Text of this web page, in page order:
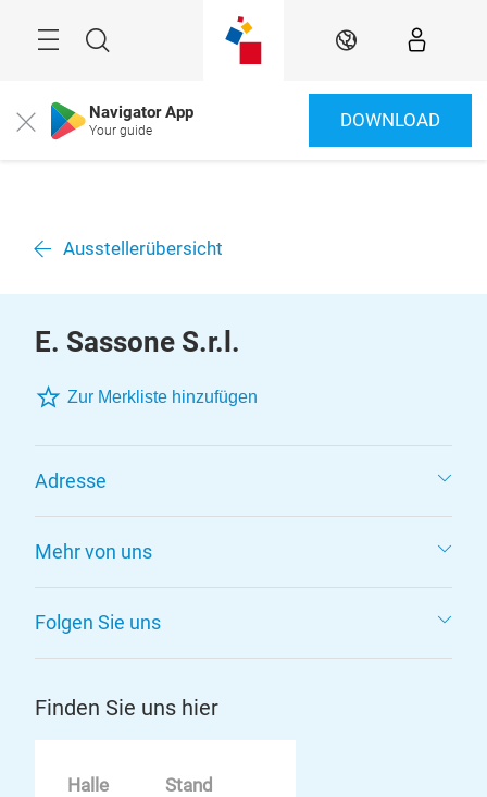
Suche DE
Close Navigator App
Your guide DOWNLOAD
Ausstellerübersicht
E. Sassone S.r.l.
Zur Merkliste hinzufügen
Adresse
Mehr von uns
Folgen Sie uns
Finden Sie uns hier
Halle Stand